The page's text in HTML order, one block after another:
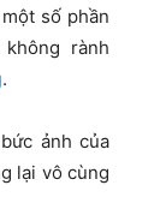
số phần
rành
.
ảnh của
lại vô cùng